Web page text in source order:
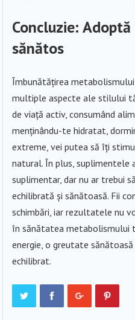
Concluzie:
sănătos
Îmbunătățirea
multiple aspecte ale stilului
de viață activ, consumând
menținându-te hidratat,
extreme, vei putea să îți
natural. În plus,
suplimentar, dar nu ar trebui
echilibrată și sănătoasă. Fii
schimbări, iar rezultatele nu
în sănătatea metabolismului
energie, o greutate
echilibrat.